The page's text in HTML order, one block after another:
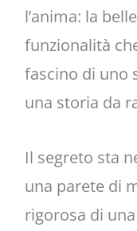
l’anima: la
funzionalità
fascino di uno
una storia da
Il segreto sta
una parete di
rigorosa di